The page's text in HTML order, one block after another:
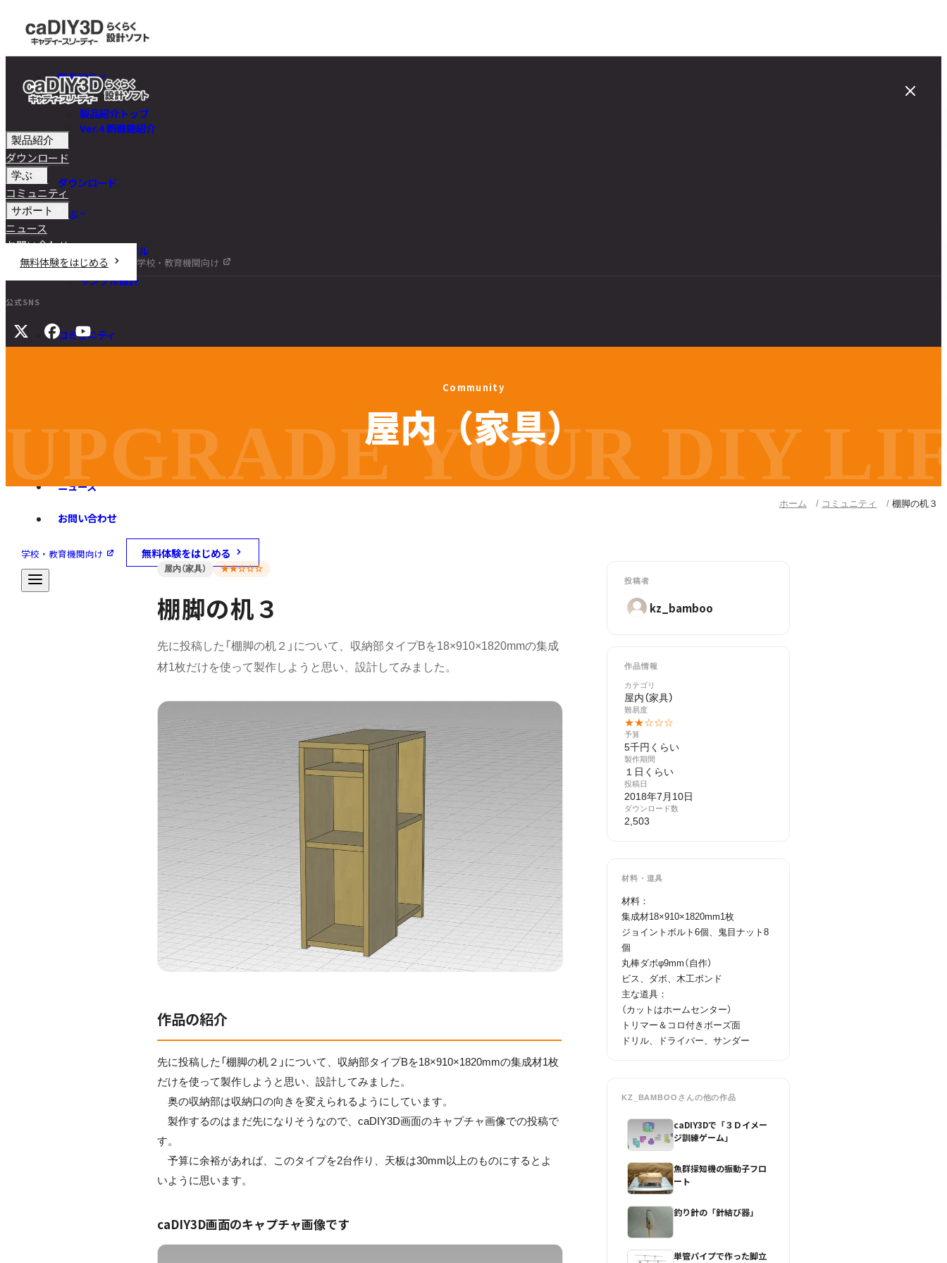
製品紹介
製品紹介トップ
Ver.4 新機能紹介
ダウンロード
学ぶ
チュートリアル
DIY講座
サンプル設計
コミュニティ
旧バージョンダウンロード
ニュース
お問い合わせ
学校・教育機関向け 無料体験をはじめる
製品紹介
ダウンロード
学ぶ
コミュニティ
サポート
ニュース
お問い合わせ
無料体験をはじめる
学校・教育機関向け
公式SNS
Co mmu nity
屋内（家具）
UPGRADE YOUR DIY
ホーム コミュニティ 棚脚の机３
屋内（家具） ★★☆☆☆
棚脚の机３
先に投稿した「棚脚の机２」について、収納部タイプBを18×910×1820mmの集成
材1枚だけを使って製作しようと思い、設計してみました。
作品の紹介
先に投稿した「棚脚の机２」について、収納部タイプBを18×910×1820mmの集成材1枚
だけを使って製作しようと思い、設計してみました。
奥の収納部は収納口の向きを変えられるようにしています。
製作するのはまだ先になりそうなので、caDIY3D画面のキャプチャ画像での投稿で
す。
予算に余裕があれば、このタイプを2台作り、天板は30mm以上のものにするとよ
いように思います。
caDIY3D画面のキャプチャ画像です
投稿者
kz_bamboo
作品情報
カテゴリ
屋内（家具）
難易度
★★☆☆☆
予算
5千円くらい
製作期間
１日くらい
投稿日
2018年7月10日
ダウンロード数
2,503
材料・道具
材料：
集成材18×910×1820mm1枚
ジョイントボルト6個、鬼目ナット8
個
丸棒ダボφ9mm（自作）
ビス、ダボ、木工ボンド
主な道具：
（カットはホームセンター）
トリマー＆コロ付きボーズ面
ドリル、ドライバー、サンダー
KZ_BAMBOO さんの他の作品
caDIY3Dで「３Ｄイメー
ジ訓練ゲーム」
魚群探知機の振動子フロ
ート
釣り針の「針結び器」
単管パイプで作った脚立